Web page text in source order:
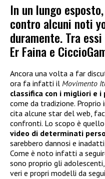
In un lungo
contro alcuni noti
duramente. Tra
Er Faina e
Ancora una volta a far
ora fa infatti il Movimento
classifica con i migliori e i
come da tradizione. Proprio
cita alcune star del web,
confronti. Lo scopo è
video di determinati
sarebbero dannosi e
Come è noto infatti a
sono proprio gli
veri e propri modelli da